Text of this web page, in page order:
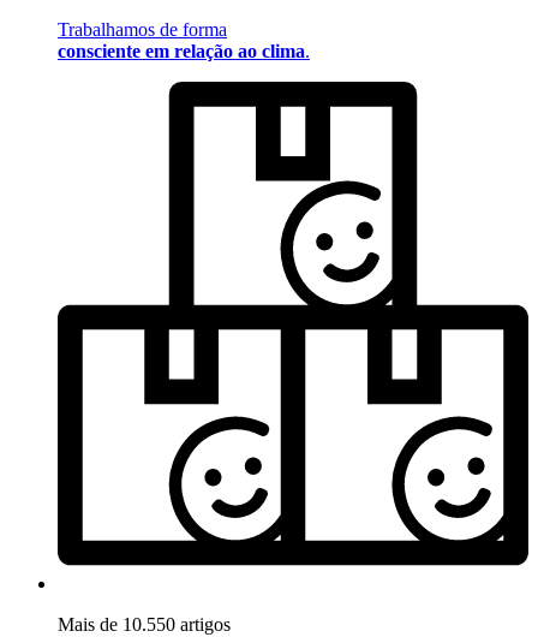
Trabalhamos de forma
consciente em relação ao clima.
Mais de 10.550 artigos